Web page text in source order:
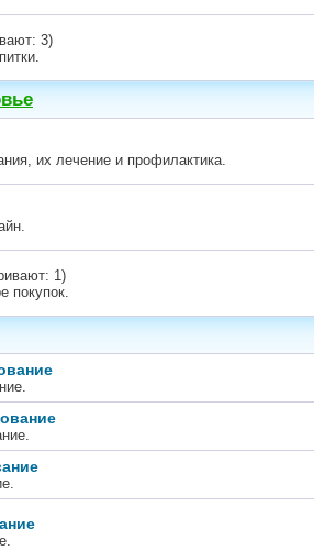
3)
их лечение и профилактика.
1)
покупок.